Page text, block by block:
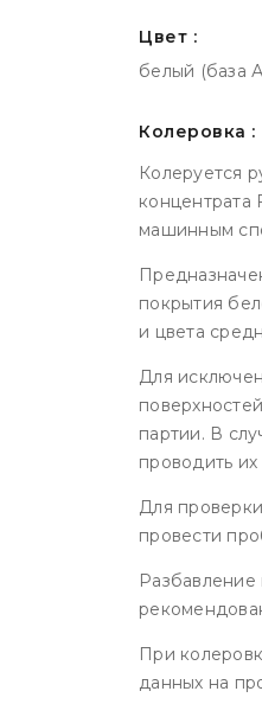
Цвет :
белый (база
Колеровка :
Колеруется
концентрата
машинным
покрытия
и цвета
Для
партии. В
проводить
Для
провести
При
данных на